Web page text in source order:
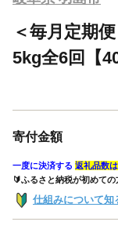
＜毎月定期
5kg全6回【
寄付金額
一度に決済する 返礼品数
🔰ふるさと納税が初めて
仕組みについて知